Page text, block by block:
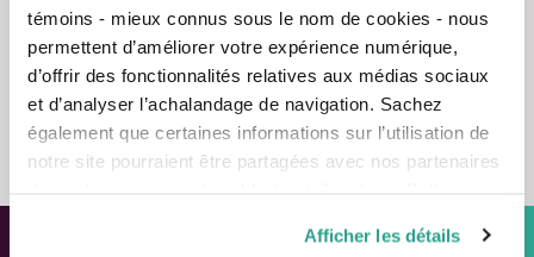
témoins - mieux connus sous le nom de cookies - nous
permettent d’améliorer votre expérience numérique,
d’offrir des fonctionnalités relatives aux médias sociaux
et d’analyser l’achalandage de navigation. Sachez
également que certaines informations sur l’utilisation de
notre site pourraient être partagées avec nos partenaires
vous leur auriez fournies ou qu’ils auraient collectées lors
Afficher les détails
Nous contacter